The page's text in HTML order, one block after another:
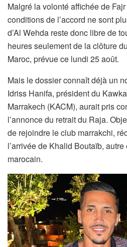
Malgré la volonté affichée de
conditions de l’accord ne sont
d’Al Wehda reste donc libre de
heures seulement de la clôture
Maroc, prévue ce lundi 25 août.
Mais le dossier connaît déjà un
Idriss Hanifa, président du
Marrakech (KACM), aurait pris
l’annonce du retrait du Raja.
de rejoindre le club marrakchi,
l’arrivée de Khalid Boutaïb,
marocain.